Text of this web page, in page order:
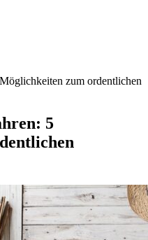
zum ordentlichen
5